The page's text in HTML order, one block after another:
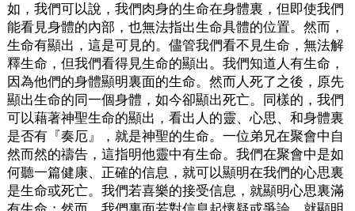
如，我們可以說，我們肉身的生命在身體裏，但即使我們
能看見身體的內部，也無法指出生命具體的位置。然而，
生命有顯出，這是可見的。儘管我們看不見生命，無法解
釋生命，但我們看得見生命的顯出。我們知道人有生命，
因為他們的身體顯明裏面的生命。然而人死了之後，原先
顯出生命的同一個身體，如今卻顯出死亡。同樣的，我們
可以藉著神聖生命的顯出，看出人的靈、心思、和身體裏
是否有『奏厄』，就是神聖的生命。一位弟兄在聚會中自
然而然的禱告，這指明他靈中有生命。我們在聚會中是如
何聽一篇健康、正確的信息，就可以顯明在我們的心思裏
是生命或死亡。我們若喜樂的接受信息，就顯明心思裏滿